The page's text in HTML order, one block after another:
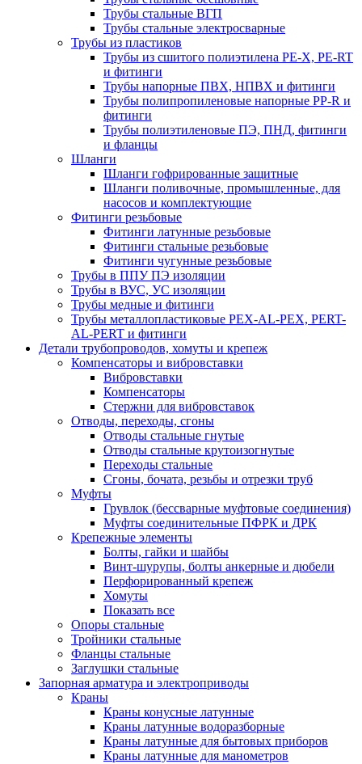
Трубы стальные ВГП
Трубы стальные электросварные
Трубы из пластиков
Трубы из сшитого полиэтилена PE-X, PE-RT
и фитинги
Трубы напорные ПВХ, НПВХ и фитинги
Трубы полипропиленовые напорные PP-R и
фитинги
Трубы полиэтиленовые ПЭ, ПНД, фитинги
и фланцы
Шланги
Шланги гофрированные защитные
Шланги поливочные, промышленные, для
насосов и комплектующие
Фитинги резьбовые
Фитинги латунные резьбовые
Фитинги стальные резьбовые
Фитинги чугунные резьбовые
Трубы в ППУ ПЭ изоляции
Трубы в ВУС, УС изоляции
Трубы медные и фитинги
Трубы металлопластиковые PEX-AL-PEX, PERT-
AL-PERT и фитинги
Детали трубопроводов, хомуты и крепеж
Компенсаторы и вибровставки
Вибровставки
Компенсаторы
Стержни для вибровставок
Отводы, переходы, сгоны
Отводы стальные гнутые
Отводы стальные крутоизогнутые
Переходы стальные
Сгоны, бочата, резьбы и отрезки труб
Муфты
Грувлок (бессварные муфтовые соединения)
Муфты соединительные ПФРК и ДРК
Крепежные элементы
Болты, гайки и шайбы
Винт-шурупы, болты анкерные и дюбели
Перфорированный крепеж
Хомуты
Показать все
Опоры стальные
Тройники стальные
Фланцы стальные
Заглушки стальные
Запорная арматура и электроприводы
Краны
Краны конусные латунные
Краны латунные водоразборные
Краны латунные для бытовых приборов
Краны латунные для манометров